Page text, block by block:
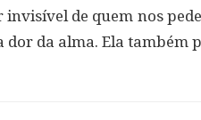
de quem nos
dor da alma. Ela também